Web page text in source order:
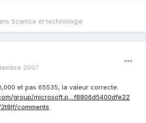
Science et technologie
2007
et pas 65535, la valeur correcte.
group/microsoft.p…f8806d5400dfe22
comments